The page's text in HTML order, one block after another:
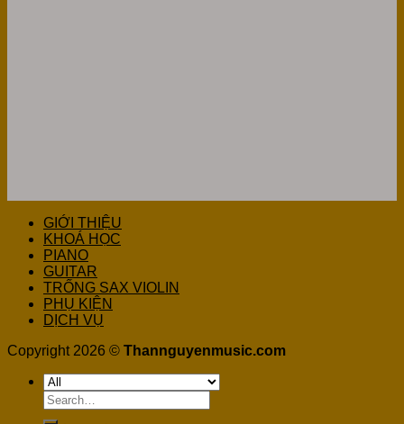
GIỚI THIỆU
KHOÁ HỌC
PIANO
GUITAR
TRỐNG SAX VIOLIN
PHỤ KIỆN
DỊCH VỤ
Copyright 2026 © Thannguyenmusic.com
Search
for: